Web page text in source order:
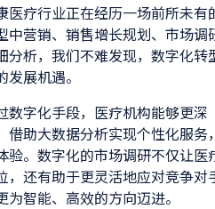
医疗行业正在经历一场前所未有
中营销、销售增长规划、市场调
分析，我们不难发现，数字化转
展机遇。
数字化手段，医疗机构能够更深
借助大数据分析实现个性化服务
验。数字化的市场调研不仅让医
，还有助于更灵活地应对竞争对
智能、高效的方向迈进。